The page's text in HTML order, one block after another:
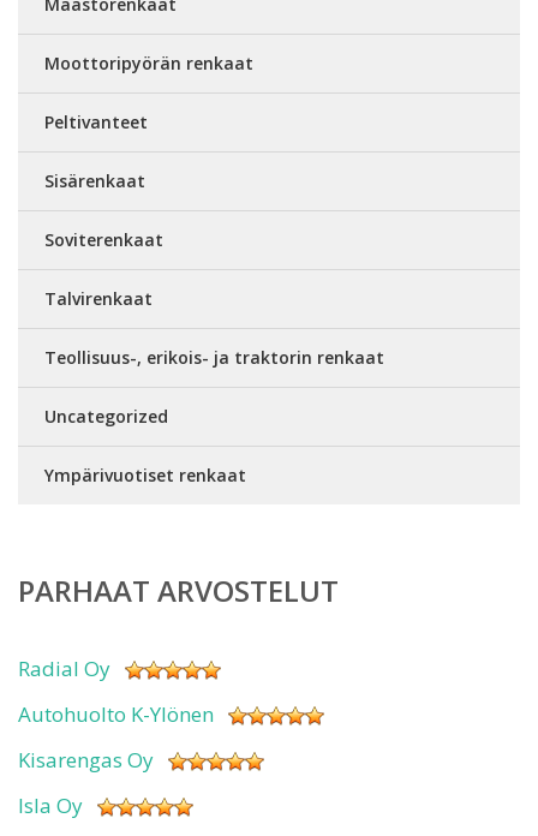
Moottoripyörän renkaat
Peltivanteet
Sisärenkaat
Soviterenkaat
Talvirenkaat
Teollisuus-, erikois- ja traktorin renkaat
Uncategorized
Ympärivuotiset renkaat
PARHAAT ARVOSTELUT
Radial Oy
Autohuolto K-Ylönen
Kisarengas Oy
Isla Oy